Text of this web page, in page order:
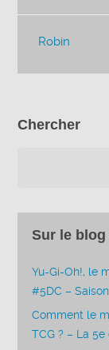
Robin
Chercher
Sur le blog
Yu-Gi-Oh!, le
#5DC –
Comment le
TCG ? – La 5e